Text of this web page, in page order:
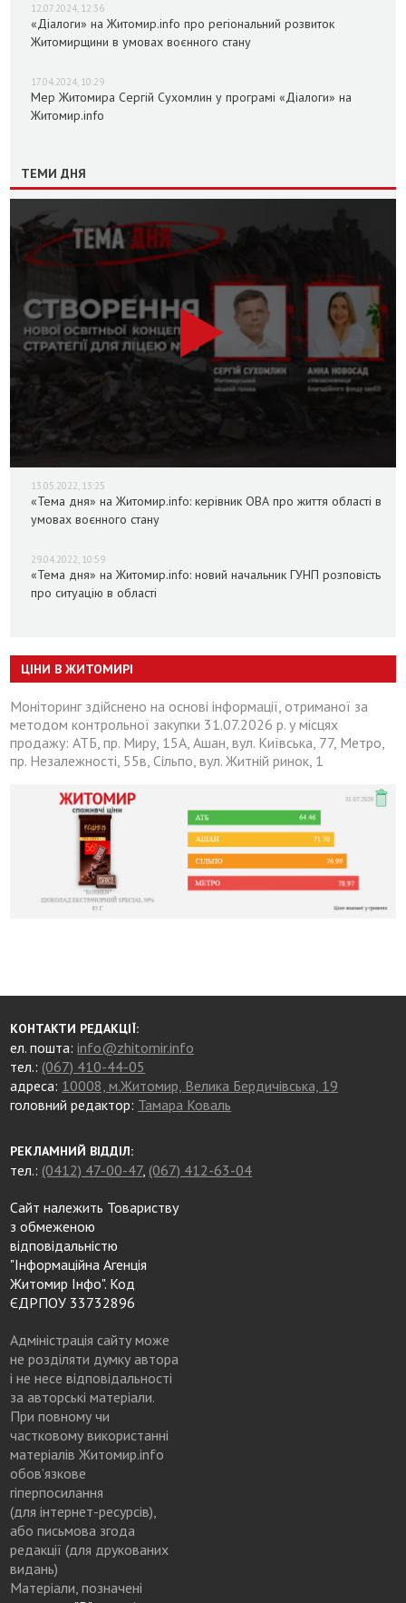
12.07.2024, 12:36
«Діалоги» на Житомир.info про регіональний розвиток
Житомирщини в умовах воєнного стану
17.04.2024, 10:29
Мер Житомира Сергій Сухомлин у програмі «Діалоги» на
Житомир.info
ТЕМИ ДНЯ
13.05.2022, 13:25
«Тема дня» на Житомир.info: керівник ОВА про життя області в
умовах воєнного стану
29.04.2022, 10:59
«Тема дня» на Житомир.info: новий начальник ГУНП розповість
про ситуацію в області
ЦІНИ В ЖИТОМИРІ
Моніторинг здійснено на основі інформації, отриманої за
методом контрольної закупки 31.07.2026 р. у місцях
продажу: АТБ, пр. Миру, 15А, Ашан, вул. Київська, 77, Метро,
пр. Незалежності, 55в, Сільпо, вул. Житній ринок, 1
КОНТАКТИ РЕДАКЦІЇ:
ел. пошта:info@zhitomir.info
тел.: (067) 410-44-05
адреса: 10008, м.Житомир, Велика Бердичівська, 19
головний редактор: Тамара Коваль
РЕКЛАМНИЙ ВІДДІЛ:
тел.: (0412) 47-00-47, (067) 412-63-04
Сайт належить Товариству
з обмеженою
відповідальністю
"Інформаційна Агенція
Житомир Інфо". Код
ЄДРПОУ 33732896
Адміністрація сайту може
не розділяти думку автора
і не несе відповідальності
за авторські матеріали.
При повному чи
частковому використанні
матеріалів Житомир.info
обов’язкове
гіперпосилання
(для інтернет-ресурсів),
або письмова згода
редакції (для друкованих
видань)
Матеріали, позначені